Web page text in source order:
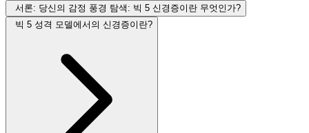
서론: 당신의 감정 풍경 탐색: 빅 5 신경증이란 무엇인가?
빅 5 성격 모델에서의 신경증이란?